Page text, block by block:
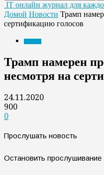
IT онлайн журнал для
Домой Новости Трамп
сертификацию голосов
Трамп намерен
несмотря на
24.11.2020
900
0
Прослушать новость
Остановить прослушивание